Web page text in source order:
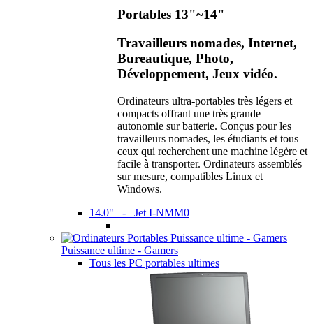
Portables 13"~14"
Travailleurs nomades, Internet,
Bureautique, Photo,
Développement, Jeux vidéo.
Ordinateurs ultra-portables très légers et
compacts offrant une très grande
autonomie sur batterie. Conçus pour les
travailleurs nomades, les étudiants et tous
ceux qui recherchent une machine légère et
facile à transporter. Ordinateurs assemblés
sur mesure, compatibles Linux et
Windows.
14.0" - Jet I-NMM0
Puissance ultime - Gamers
Tous les PC portables ultimes